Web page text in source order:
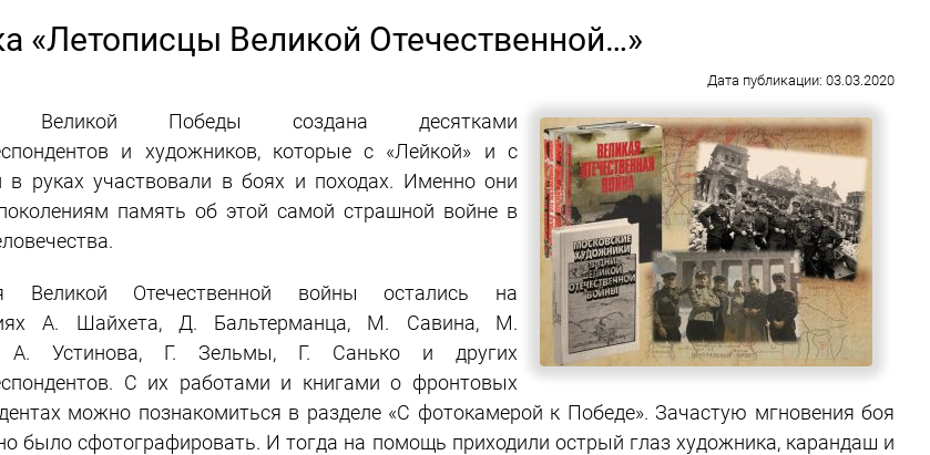
«Летописцы Великой Отечественной…»
Дата публикации: 03.03.2020
Великой Победы создана десятками
и художников, которые с «Лейкой» и с
в руках участвовали в боях и походах. Именно они
память об этой самой страшной войне в
Великой Отечественной войны остались на
А. Шайхета, Д. Бальтерманца, М. Савина, М.
А. Устинова, Г. Зельмы, Г. Санько и других
С их работами и книгами о фронтовых
можно познакомиться в разделе «С фотокамерой к Победе». Зачастую мгновения боя
было сфотографировать. И тогда на помощь приходили острый глаз художника, карандаш и